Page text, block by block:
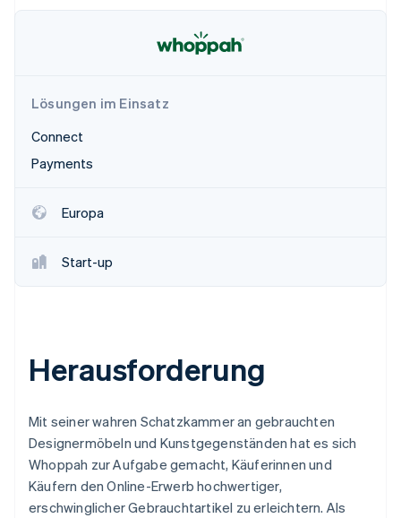
Betrugsprävention
Atlas
Climate
CO₂-Entnahme
Jetzt ansehen
Gemeinnützige
Organisationen
Fachdienstleistungen
Ressourcen
App-Integrationen
Lösungen im Einsatz
Connect
Payments
Europa
Start-up
Herausforderung
Mit seiner wahren Schatzkammer an gebrauchten
Designermöbeln und Kunstgegenständen hat es sich
Whoppah zur Aufgabe gemacht, Käuferinnen und
Käufern den Online-Erwerb hochwertiger,
erschwinglicher Gebrauchtartikel zu erleichtern. Als